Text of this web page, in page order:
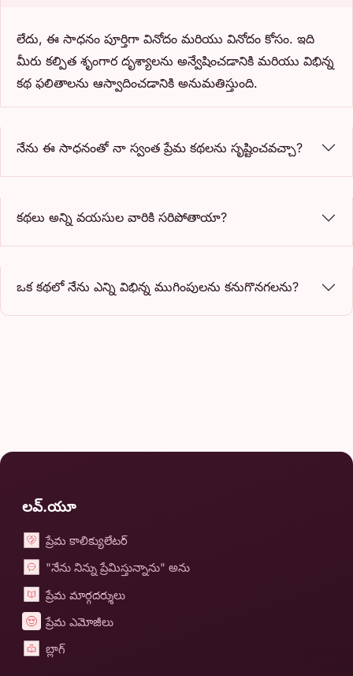
లేదు, ఈ సాధనం పూర్తిగా వినోదం మరియు వినోదం కోసం. ఇది
మీరు కల్పిత శృంగార దృశ్యాలను అన్వేషించడానికి మరియు విభిన్న
కథ ఫలితాలను ఆస్వాదించడానికి అనుమతిస్తుంది.
నేను ఈ సాధనంతో నా స్వంత ప్రేమ కథలను సృష్టించవచ్చా?
కథలు అన్ని వయసుల వారికి సరిపోతాయా?
ఒక కథలో నేను ఎన్ని విభిన్న ముగింపులను కనుగొనగలను?
లవ్.యూ
ప్రేమ కాలిక్యులేటర్
"నేను నిన్ను ప్రేమిస్తున్నాను" అను
ప్రేమ మార్గదర్శులు
ప్రేమ ఎమోజీలు
బ్లాగ్